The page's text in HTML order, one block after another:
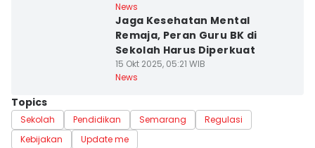
News
Jaga Kesehatan Mental
Remaja, Peran Guru BK di
Sekolah Harus Diperkuat
15 Okt 2025, 05:21 WIB
News
Topics
Sekolah Pendidikan Semarang
Regulasi
Kebijakan
Update me